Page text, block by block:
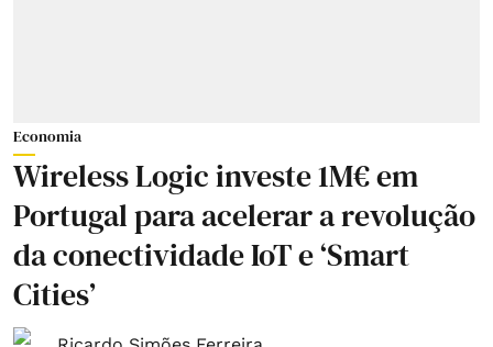
Economia
Wireless Logic investe 1M€ em
Portugal para acelerar a revolução
da conectividade IoT e ‘Smart
Cities’